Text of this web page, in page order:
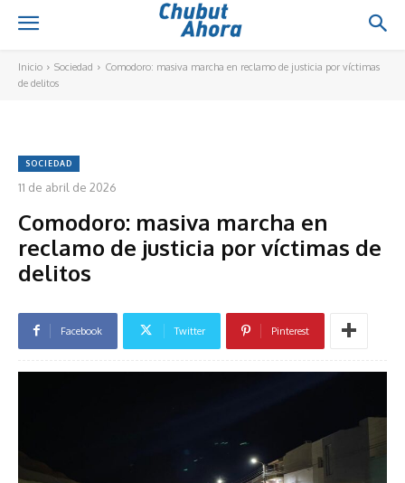
Inicio Sociedad
Comodoro: masiva marcha en reclamo de justicia por víctimas
de delitos
SOCIEDAD
11 de abril de 2026
Comodoro: masiva marcha en
reclamo de justicia por víctimas de
delitos
Facebook Twitter Pinterest